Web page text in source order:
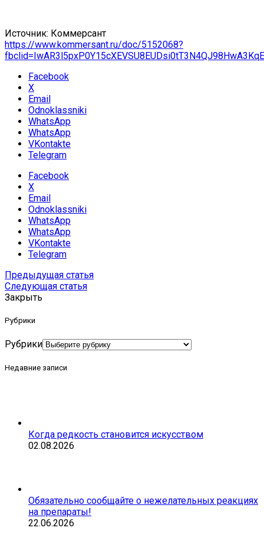
Источник: Коммерсант
https://www.kommersant.ru/doc/5152068?
Facebook
X
Email
Odnoklassniki
WhatsApp
WhatsApp
VKontakte
Telegram
Facebook
X
Email
Odnoklassniki
WhatsApp
WhatsApp
VKontakte
Telegram
Предыдущая статья
Следующая статья
Закрыть
Рубрики
Рубрики
Недавние записи
Когда редкость становится искусством
02.08.2026
Обязательно сообщайте о нежелательных реакциях
на препараты!
22.06.2026